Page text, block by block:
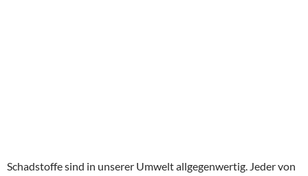
Schadstoffe sind in unserer Umwelt allgegenwertig. Jeder von